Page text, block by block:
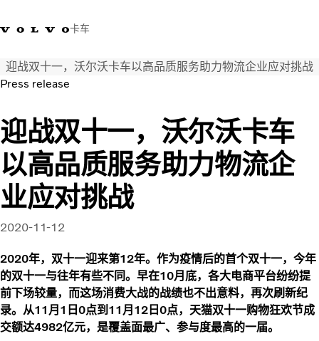
卡车
400 818 8999 沃尔沃卡车商店登录查找经销商中国
运输解决方案
卡车
服务
经销商定位
新闻和媒体
关于我们
联系我们
迎战双十一，沃尔沃卡车以高品质服务助力物流企业应对挑战
Press release
迎战双十一，沃尔沃卡车
以高品质服务助力物流企
业应对挑战
2020-11-12
2020年，双十一迎来第12年。作为疫情后的首个双十一，今年
的双十一与往年有些不同。早在10月底，各大电商平台纷纷提
前下场较量，而这场消费大战的战绩也不出意料，再次刷新纪
录。从11月1日0点到11月12日0点，天猫双十一购物狂欢节成
交额达4982亿元，是覆盖面最广、参与度最高的一届。